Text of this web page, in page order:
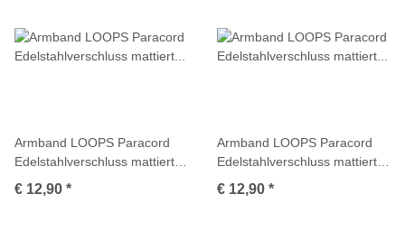
Armband LOOPS Paracord
Edelstahlverschluss mattiert
Multicolor
€ 12,90 *
Armband LOOPS Paracord
Edelstahlverschluss mattiert
Multicolor
€ 12,90 *